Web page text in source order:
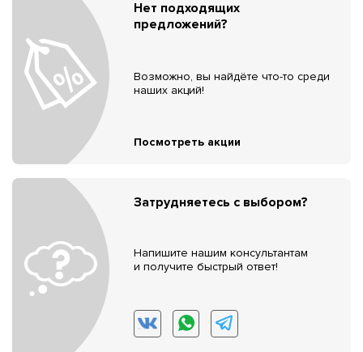
Нет подходящих
предложений?
Возможно, вы найдёте что-то среди
наших акций!
Посмотреть акции
Затрудняетесь с выбором?
Напишите нашим консультантам
и получите быстрый ответ!